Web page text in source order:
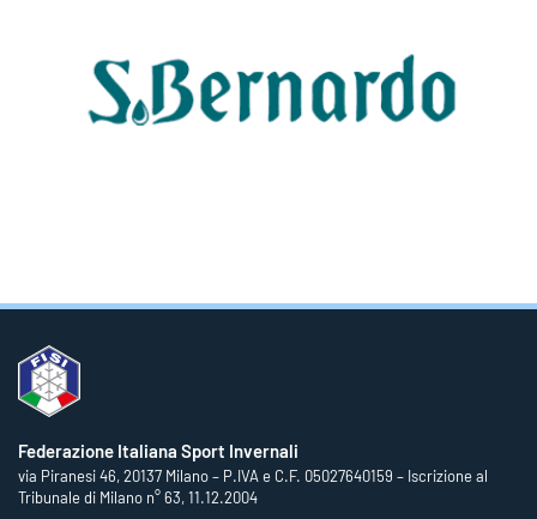
Federazione Italiana Sport Invernali
via Piranesi 46, 20137 Milano – P.IVA e C.F. 05027640159 – Iscrizione al
Tribunale di Milano n° 63, 11.12.2004